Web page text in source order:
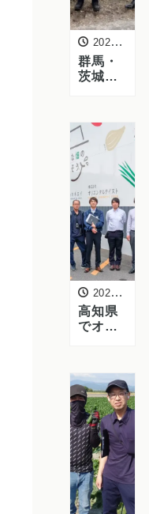
2026年5月27日
群馬・
茨城の
ャベツ
の生産
現場を
訪問し
ました
2026年5月21日
高知県
でオク
圃場を
視察｜
株式会
社カネ
エイで
商談を
実施